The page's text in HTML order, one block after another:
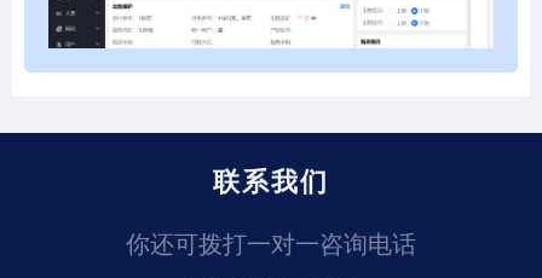
联系我们
你还可拨打一对一咨询电话